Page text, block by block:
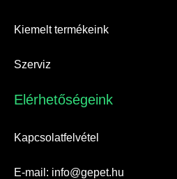
Kiemelt termékeink
Szerviz
Elérhetőségeink​
Kapcsolatfelvétel
E-mail: info@gepet.hu